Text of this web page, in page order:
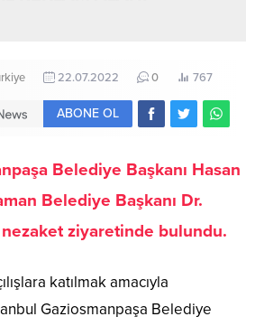
22.07.2022 0 767
ABONE OL
Belediye Başkanı Hasan
Belediye Başkanı Dr.
nezaket ziyaretinde bulundu.
katılmak amacıyla
Gaziosmanpaşa Belediye